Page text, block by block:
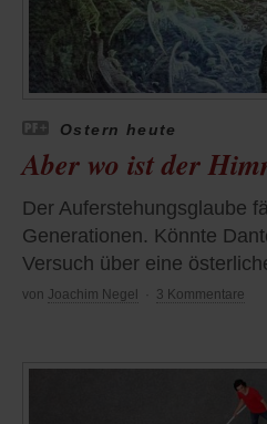
Ostern heute
Aber wo ist der
Der Auferstehungsglaube
Generationen. Könnte
Versuch über eine
von Joachim Negel 3 Kommentare